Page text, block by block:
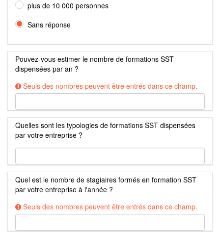
plus de 10 000 personnes
Sans réponse
Pouvez-vous estimer le nombre de formations SST
dispensées par an ?
Seuls des nombres peuvent être entrés dans ce champ.
Quelles sont les typologies de formations SST dispensées
par votre entreprise ?
Quel est le nombre de stagiaires formés en formation SST
par votre entreprise à l'année ?
Seuls des nombres peuvent être entrés dans ce champ.